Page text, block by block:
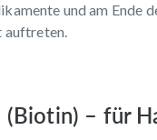
und am Ende
auftreten.
– für